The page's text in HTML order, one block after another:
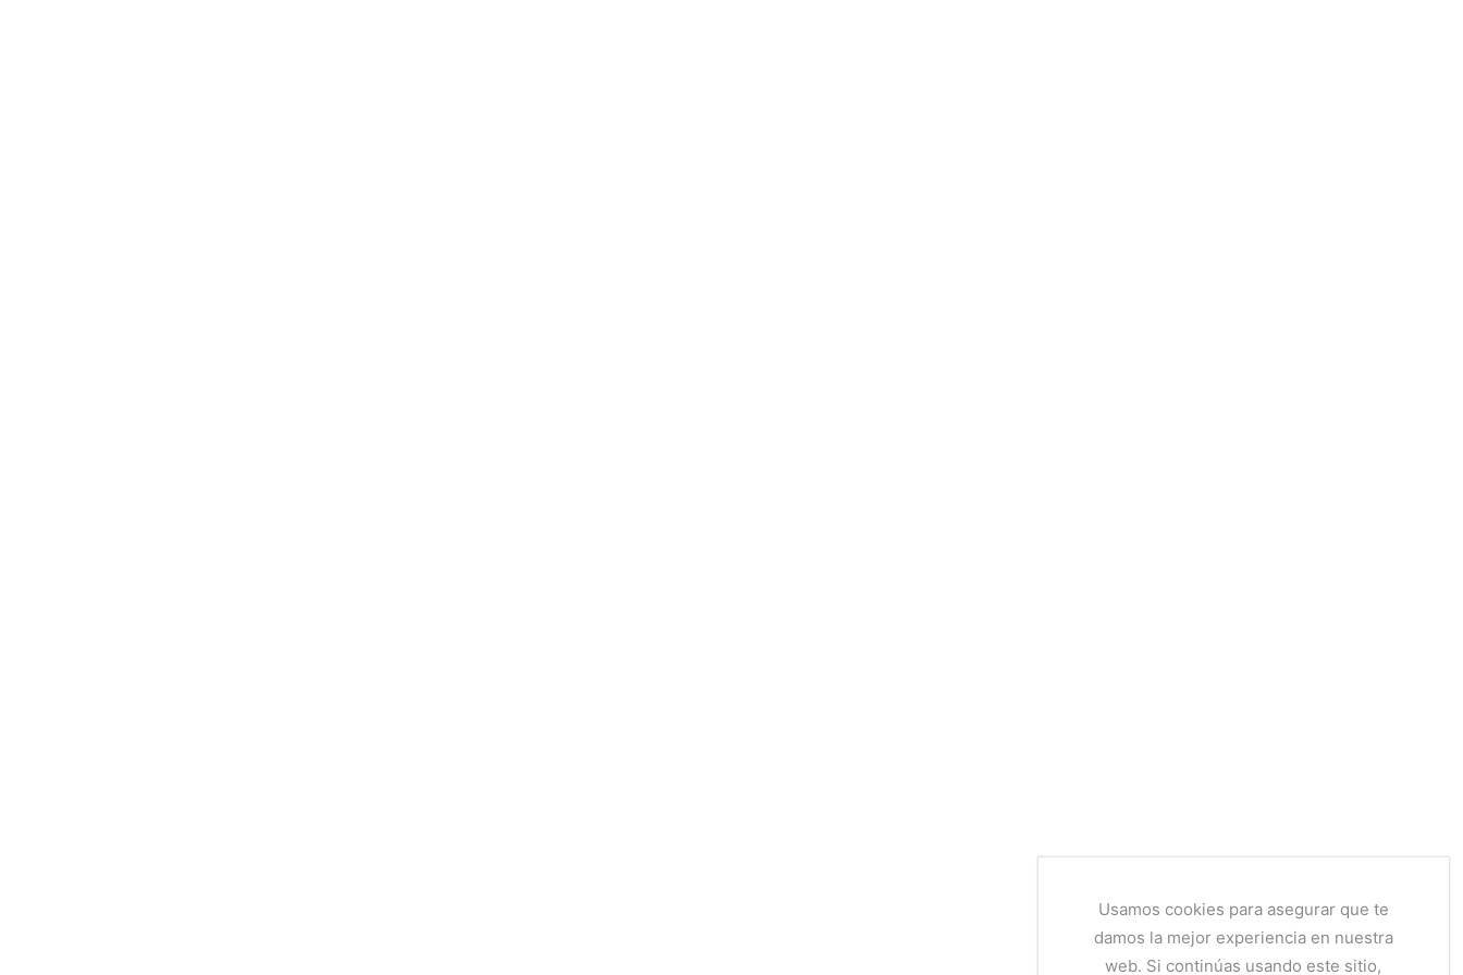
Usamos cookies para asegurar que te
damos la mejor experiencia en nuestra
web. Si continúas usando este sitio,